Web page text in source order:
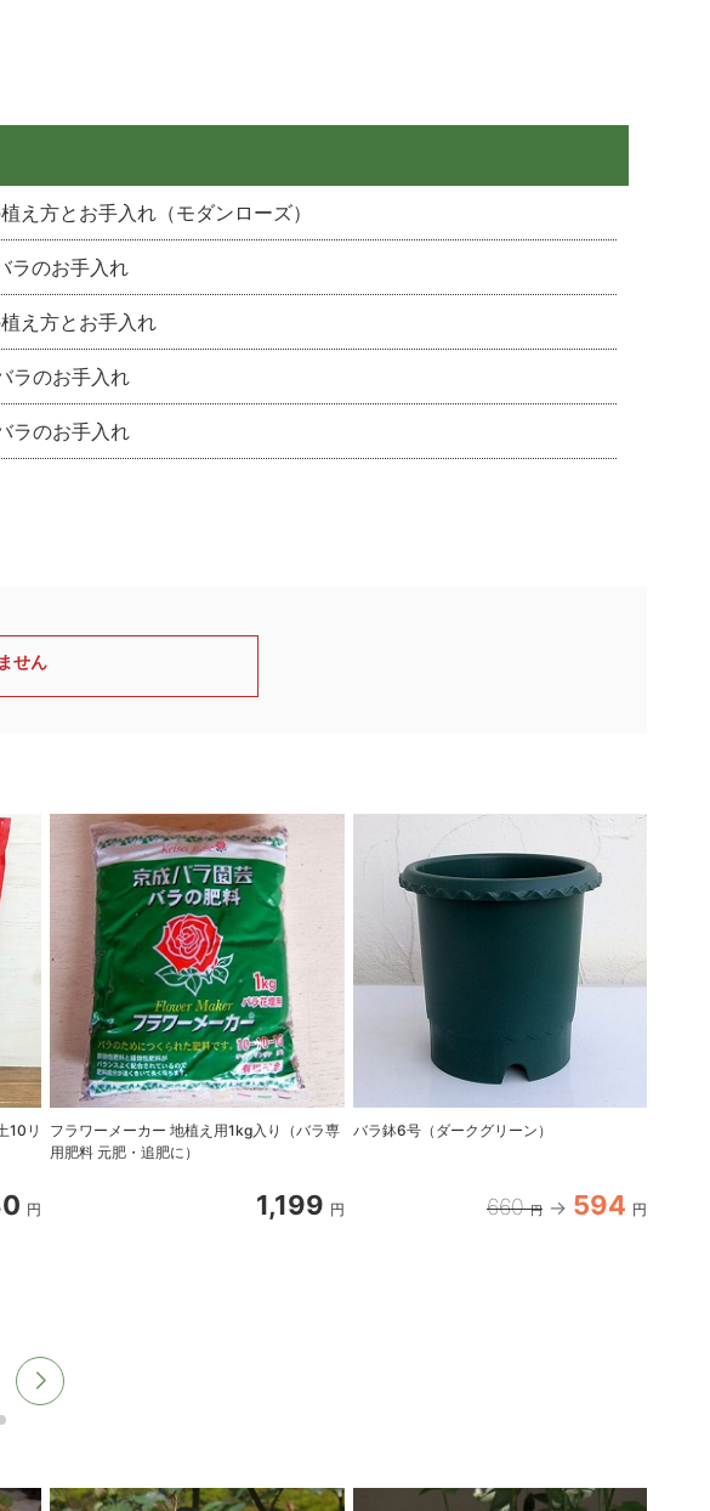
え方とお手入れ（モダンローズ）
ラのお手入れ
え方とお手入れ
ラのお手入れ
ラのお手入れ
せん
10リ
円
フラワーメーカー 地植え用1kg入り（バラ専
用肥料 元肥・追肥に）
1,199 円
バラ鉢6号（ダークグリーン）
660 円 594 円